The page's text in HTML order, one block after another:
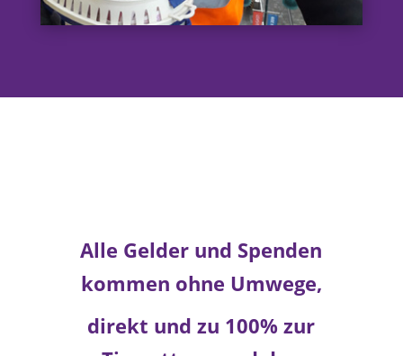
Alle Gelder und Spenden
kommen ohne Umwege,
direkt und zu 100%zur